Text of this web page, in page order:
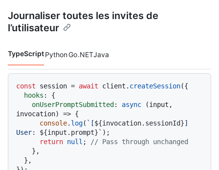
Journaliser toutes les invites de
l’utilisateur
Langages de code navigation
TypeScriptPythonGo.NETJava
const session = await client. createSession({
hooks : {
onUserPromptSubmitted : async (input,
invocation) => {
console. log( `[${invocation.sessionId}]
User: ${input.prompt} ` );
return null ;
// Pass through unchanged